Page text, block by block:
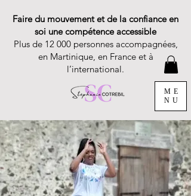
Faire du mouvement et de la confiance en
soi une compétence accessible
Plus de 12 000 personnes accompagnées,
en Martinique, en France et à
l’international.
ME
NU